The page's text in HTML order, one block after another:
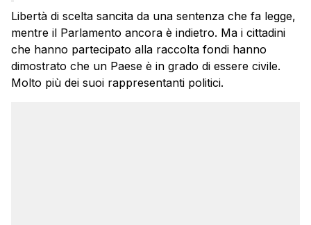
Libertà di scelta sancita da una sentenza che fa legge,
mentre il Parlamento ancora è indietro. Ma i cittadini
che hanno partecipato alla raccolta fondi hanno
dimostrato che un Paese è in grado di essere civile.
Molto più dei suoi rappresentanti politici.